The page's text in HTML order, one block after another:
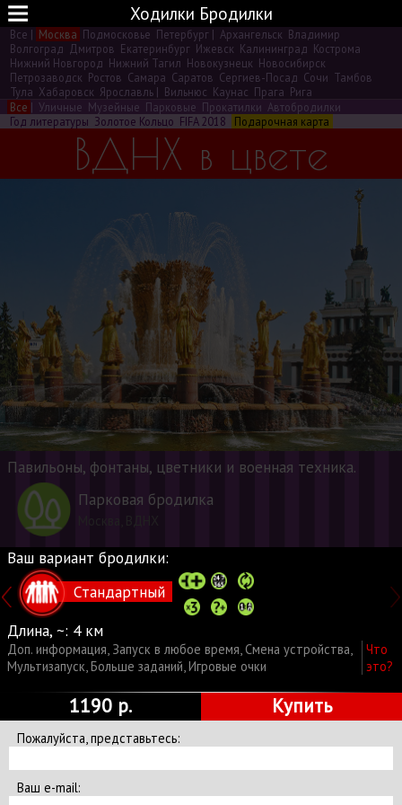
Ходилки Бродилки
Все | Москва Подмосковье Петербург | Архангельск Владимир
Волгоград Дмитров Екатеринбург Ижевск Калининград Кострома
Нижний Новгород Нижний Тагил Новокузнецк Новосибирск
Петрозаводск Ростов Самара Саратов Сергиев-Посад Сочи Тамбов
Тула Хабаровск Ярославль | Вильнюс Каунас Прага Рига
Все | Уличные Музейные Парковые Прокатилки Автобродилки
Год литературы Золотое Кольцо FIFA 2018 Подарочная карта
ВДНХ в цвете
Павильоны, фонтаны, цветники и военная техника.
Парковая бродилка
Ваш вариант бродилки:
Стандартный
Длина, ~: 4 км
Доп. информация Запуск в любое время Смена устройства
Мультизапуск Больше заданий Игровые очки
Что
это?
1190 р. Купить
Пожалуйста, представьтесь:
Ваш e-mail:
Старт:Москва, м. ВДНХ, главный вход на выставку.